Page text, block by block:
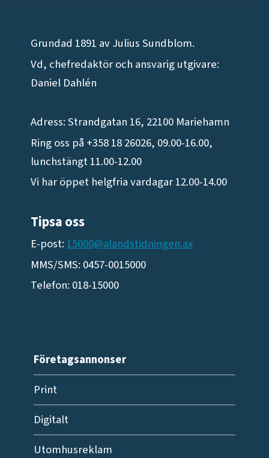
Grundad 1891 av Julius Sundblom.
Vd, chefredaktör och ansvarig utgivare:
Daniel Dahlén
Adress: Strandgatan 16, 22100 Mariehamn
Ring oss på +358 18 26026, 09.00-16.00,
lunchstängt 11.00-12.00
Vi har öppet helgfria vardagar 12.00-14.00
Tipsa oss
E-post: 15000@alandstidningen.ax
MMS/SMS: 0457-0015000
Telefon: 018-15000
Företagsannonser
Print
Digitalt
Utomhusreklam